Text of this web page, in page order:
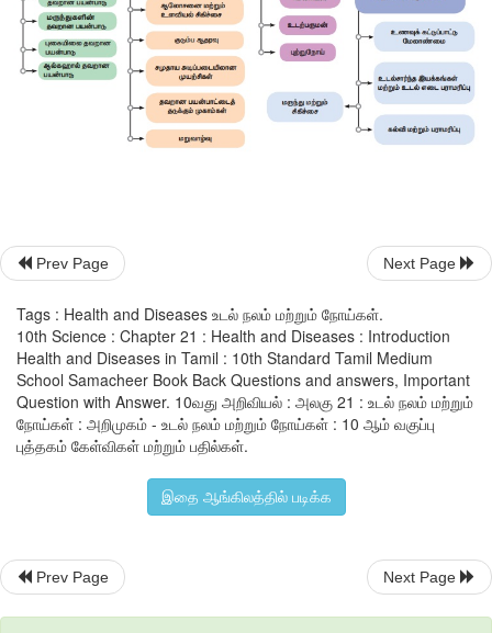
நோய்களுக்கும் ,உடனடி இறப்பிற்கும் காரணமாக அமைகின்றன.
தனிநபர் நடத்தை முறைகள் ஆரோக்கியத்தின் மீது
குறித்த கவனம் உலக நாடுகளில் அதிகரித்துள்ளது. தனிநபர்
பழக்க வழக்கங்களும் மற்றும் நடத்தை முறைகளும்,கீழ்க்கண்ட
நாள்பட்ட மற்றும் இறப்பை ஏற்படுத்தும் நோய்களான இரத்த
விலக்குதல்,
மது மற்றும் புகைப்பழக்கம் இல்லாதிருத்தல்
Prev Page Next Page
Tags : Health and Diseases உடல் நலம் மற்றும் நோய்கள்.
10th Science : Chapter 21 : Health and Diseases : Introduction
Health and Diseases in Tamil : 10th Standard Tamil Medium
School Samacheer Book Back Questions and answers, Important
Question with Answer. 10வது அறிவியல் : அலகு 21 : உடல் நலம் மற்றும்
நோய்கள் : அறிமுகம் - உடல் நலம் மற்றும் நோய்கள் : 10 ஆம் வகுப்பு
புத்தகம் கேள்விகள் மற்றும் பதில்கள்.
இதை ஆங்கிலத்தில் படிக்க
Prev Page Next Page